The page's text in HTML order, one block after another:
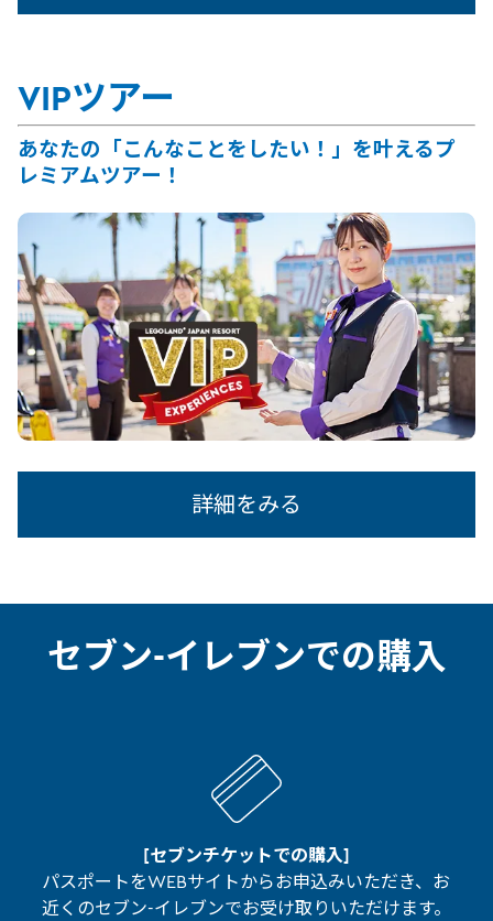
VIPツアー
あなたの「こんなことをしたい！」を叶えるプ
レミアムツアー！
詳細をみる
セブン-イレブンでの購入
[セブンチケットでの購入]
パスポートをWEBサイトからお申込みいただき、お
近くのセブン-イレブンでお受け取りいただけます。